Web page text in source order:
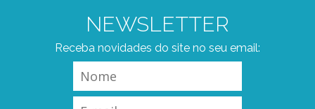
NEWSLETTER
Receba novidades do site no seu email: